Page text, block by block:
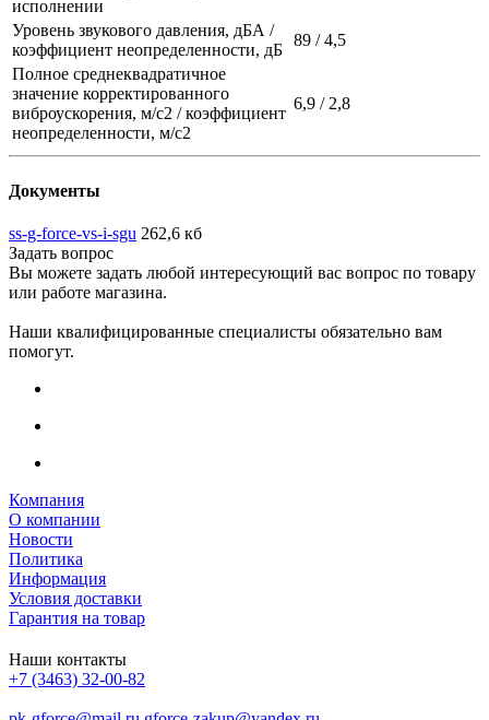
исполнении
Уровень звукового давления, дБА /
коэффициент неопределенности, дБ
89 / 4,5
Полное среднеквадратичное
значение корректированного
виброускорения, м/с2 / коэффициент
неопределенности, м/с2
6,9 / 2,8
Документы
ss-g-force-vs-i-sgu 262,6 кб
Задать вопрос
Вы можете задать любой интересующий вас вопрос по товару
или работе магазина.
Наши квалифицированные специалисты обязательно вам
помогут.
Компания
О компании
Новости
Политика
Информация
Условия доставки
Гарантия на товар
Наши контакты
+7 (3463) 32-00-82